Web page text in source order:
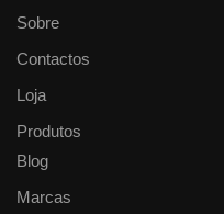
Sobre
Contactos
Loja
Produtos
Blog
Marcas